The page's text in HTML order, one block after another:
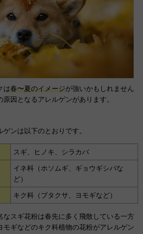
は春〜夏のイメージが強いかもしれません
原因となるアレルゲンがあります。
ンは以下のとおりです。
スギ、ヒノキ、シラカバ
イネ科（ホソムギ、ギョウギシバな
ど）
キク科（ブタクサ、ヨモギなど）
なスギ花粉は春先に多く飛散している一方
モギなどのキク科植物の花粉がアレルゲン